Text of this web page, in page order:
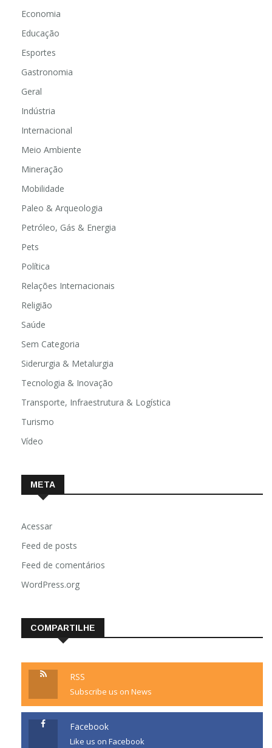
Economia
Educação
Esportes
Gastronomia
Geral
Indústria
Internacional
Meio Ambiente
Mineração
Mobilidade
Paleo & Arqueologia
Petróleo, Gás & Energia
Pets
Política
Relações Internacionais
Religião
Saúde
Sem Categoria
Siderurgia & Metalurgia
Tecnologia & Inovação
Transporte, Infraestrutura & Logística
Turismo
Vídeo
META
Acessar
Feed de posts
Feed de comentários
WordPress.org
COMPARTILHE
RSS
Subscribe us on News
Facebook
Like us on Facebook